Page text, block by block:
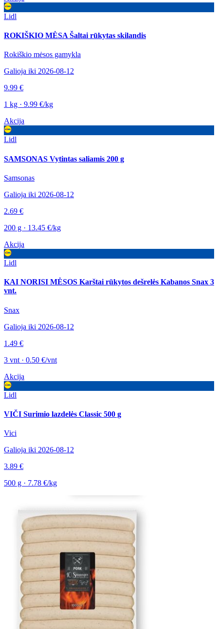
Lidl
ROKIŠKIO MĖSA Šaltai rūkytas skilandis
Rokiškio mėsos gamykla
Galioja iki 2026-08-12
9.99 €
1 kg · 9.99 €/kg
Akcija
Lidl
SAMSONAS Vytintas saliamis 200 g
Samsonas
Galioja iki 2026-08-12
2.69 €
200 g · 13.45 €/kg
Akcija
Lidl
KAI NORISI MĖSOS Karštai rūkytos dešrelės Kabanos Snax 3
vnt.
Snax
Galioja iki 2026-08-12
1.49 €
3 vnt · 0.50 €/vnt
Akcija
Lidl
VIČI Surimio lazdelės Classic 500 g
Vici
Galioja iki 2026-08-12
3.89 €
500 g · 7.78 €/kg